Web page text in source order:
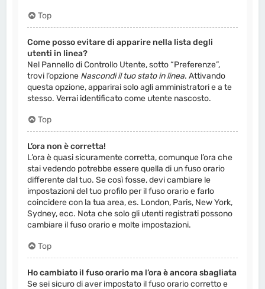
Top
Come posso evitare di apparire nella lista degli
utenti in linea?
Nel Pannello di Controllo Utente, sotto “Preferenze”,
trovi l’opzione Nascondi il tuo stato in linea. Attivando
questa opzione, apparirai solo agli amministratori e a te
stesso. Verrai identificato come utente nascosto.
Top
L’ora non è corretta!
L’ora è quasi sicuramente corretta, comunque l’ora che
stai vedendo potrebbe essere quella di un fuso orario
differente dal tuo. Se così fosse, devi cambiare le
impostazioni del tuo profilo per il fuso orario e farlo
coincidere con la tua area, es. London, Paris, New York,
Sydney, ecc. Nota che solo gli utenti registrati possono
cambiare il fuso orario e molte impostazioni.
Top
Ho cambiato il fuso orario ma l’ora è ancora sbagliata
Se sei sicuro di aver impostato il fuso orario corretto e